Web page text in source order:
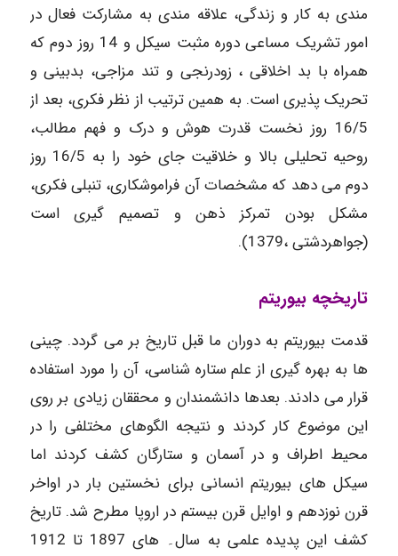
مندی به کار و زندگی، علاقه مندی به مشارکت فعال در
امور تشریک مساعی دوره مثبت سیکل و 14 روز دوم که
همراه با بد اخلاقی ، زودرنجی و تند مزاجی، بدبینی و
تحریک پذیری است. به همین ترتیب از نظر فکری، بعد از
16/5 روز نخست قدرت هوش و درک و فهم مطالب،
روحیه تحلیلی بالا و خلاقیت جای خود را به 16/5 روز
دوم می دهد که مشخصات آن فراموشکاری، تنبلی فکری،
مشکل بودن تمرکز ذهن و تصمیم گیری است
(جواهردشتی ،1379).
تاریخچه بیوریتم
قدمت بیوریتم به دوران ما قبل تاریخ بر می گردد. چینی
ها به بهره گیری از علم ستاره شناسی، آن را مورد استفاده
قرار می دادند. بعدها دانشمندان و محققان زیادی بر روی
این موضوع کار کردند و نتیجه الگوهای مختلفی را در
محیط اطراف و در آسمان و ستارگان کشف کردند اما
سیکل های بیوریتم انسانی برای نخستین بار در اواخر
قرن نوزدهم و اوایل قرن بیستم در اروپا مطرح شد. تاریخ
کشف این پدیده علمی به سال۔ های 1897 تا 1912